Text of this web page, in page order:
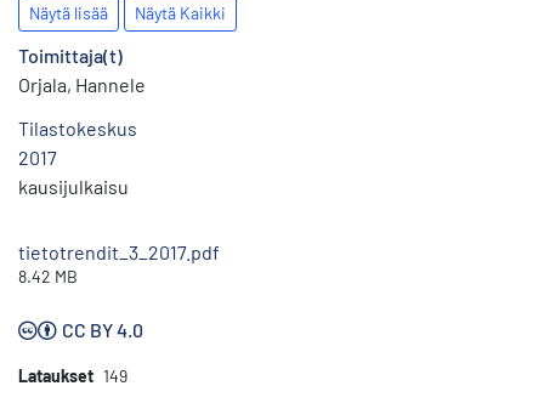
Näytä lisää Näytä Kaikki
Toimittaja(t)
Orjala, Hannele
Tilastokeskus
2017
kausijulkaisu
tietotrendit_3_2017.pdf
8.42 MB
CC BY 4.0
Lataukset 149